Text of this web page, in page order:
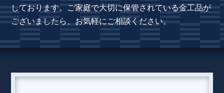
しております。ご家庭で大切に保管されている金工品が
ございましたら、お気軽にご相談ください。